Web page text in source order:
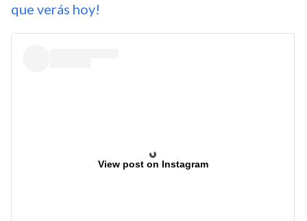
que verás hoy!
View post on Instagram